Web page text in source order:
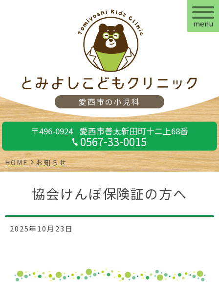
愛西市の小児科
〒496-0924 愛西市善太新田町十二上68番
0567-33-0015
menu
HOME お知らせ
協会けんぽ保険証の方へ
2025年10月23日